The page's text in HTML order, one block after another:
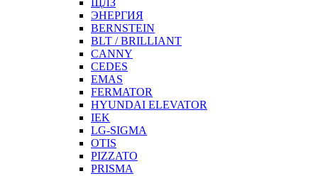
ЭНЕРГИЯ
BERNSTEIN
BLT / BRILLIANT
CANNY
CEDES
EMAS
FERMATOR
HYUNDAI ELEVATOR
IEK
LG-SIGMA
OTIS
PIZZATO
PRISMA